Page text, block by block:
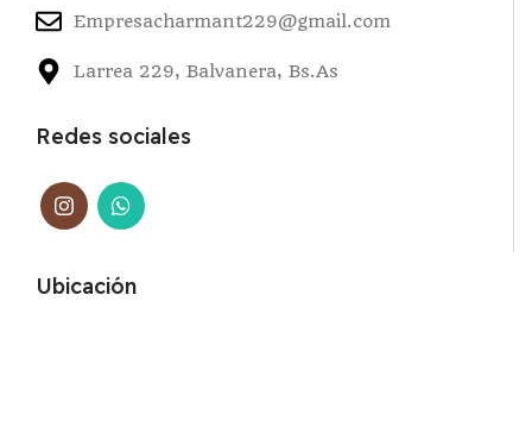
Empresacharmant229@gmail.com
Larrea 229, Balvanera, Bs.As
Redes sociales
Ubicación